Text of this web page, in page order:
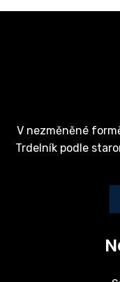
V nezměněné
Trdelník podle